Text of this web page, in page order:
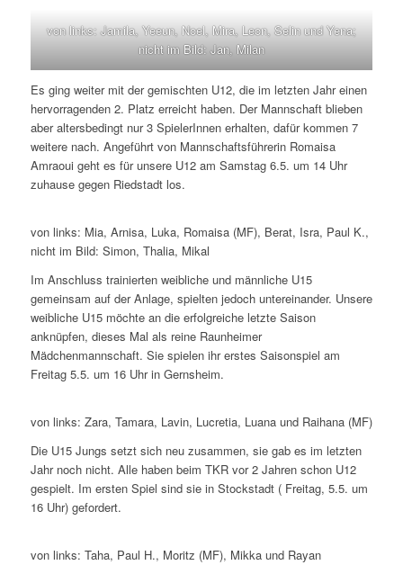
von links: Jamila, Yeeun, Noel, Mira, Leon, Selin und Yena;
nicht im Bild: Jan, Milan
Es ging weiter mit der gemischten U12, die im letzten Jahr einen
hervorragenden 2. Platz erreicht haben. Der Mannschaft blieben
aber altersbedingt nur 3 SpielerInnen erhalten, dafür kommen 7
weitere nach. Angeführt von Mannschaftsführerin Romaisa
Amraoui geht es für unsere U12 am Samstag 6.5. um 14 Uhr
zuhause gegen Riedstadt los.
von links: Mia, Arnisa, Luka, Romaisa (MF), Berat, Isra, Paul K.,
nicht im Bild: Simon, Thalia, Mikal
Im Anschluss trainierten weibliche und männliche U15
gemeinsam auf der Anlage, spielten jedoch untereinander. Unsere
weibliche U15 möchte an die erfolgreiche letzte Saison
anknüpfen, dieses Mal als reine Raunheimer
Mädchenmannschaft. Sie spielen ihr erstes Saisonspiel am
Freitag 5.5. um 16 Uhr in Gernsheim.
von links: Zara, Tamara, Lavin, Lucretia, Luana und Raihana (MF)
Die U15 Jungs setzt sich neu zusammen, sie gab es im letzten
Jahr noch nicht. Alle haben beim TKR vor 2 Jahren schon U12
gespielt. Im ersten Spiel sind sie in Stockstadt ( Freitag, 5.5. um
16 Uhr) gefordert.
von links: Taha, Paul H., Moritz (MF), Mikka und Rayan